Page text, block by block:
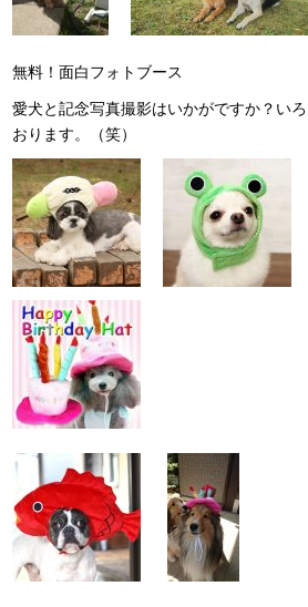
無料！面白フォトブース
愛犬と記念写真撮影はいかがですか？い
おります。（笑）